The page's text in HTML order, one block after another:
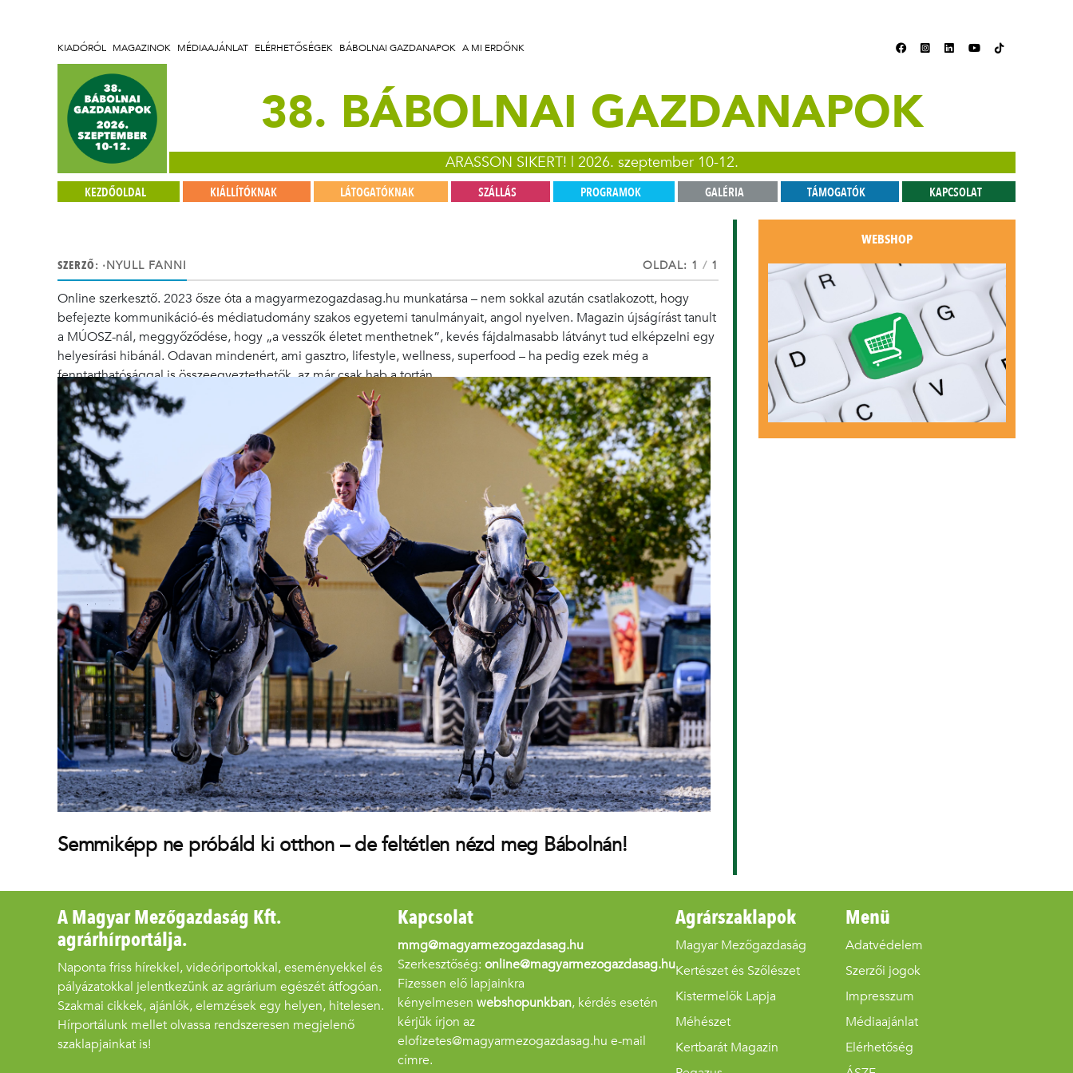
KIADÓRÓL MAGAZINOK MÉDIAAJÁNLAT ELÉRHETŐSÉGEK BÁBOLNAI GAZDANAPOK A MI ERDŐNK
38. BÁBOLNAI GAZDANAPOK
ARASSON SIKERT! | 2026. szeptember 10-12.
KEZDŐOLDAL KIÁLLÍTÓKNAK LÁTOGATÓKNAK SZÁLLÁS PROGRAMOK GALÉRIA TÁMOGATÓK KAPCSOLAT
SZERZŐ: ·NYULL FANNI OLDAL: 1 / 1
Online szerkesztő. 2023 ősze óta a magyarmezogazdasag.hu munkatársa – nem sokkal azután csatlakozott, hogy
befejezte kommunikáció-és médiatudomány szakos egyetemi tanulmányait, angol nyelven. Magazin újságírást tanult
a MÚOSZ-nál, meggyőződése, hogy „a vesszők életet menthetnek”, kevés fájdalmasabb látványt tud elképzelni egy
helyesírási hibánál. Odavan mindenért, ami gasztro, lifestyle, wellness, superfood – ha pedig ezek még a
fenntarthatósággal is összeegyeztethetők, az már csak hab a tortán.
Semmiképp ne próbáld ki otthon – de feltétlen nézd meg Bábolnán!
WEBSHOP
A Magyar Mezőgazdaság Kft.
agrárhírportálja.
Naponta friss hírekkel, videóriportokkal, eseményekkel és
pályázatokkal jelentkezünk az agrárium egészét átfogóan.
Szakmai cikkek, ajánlók, elemzések egy helyen, hitelesen.
Hírportálunk mellet olvassa rendszeresen megjelenő
szaklapjainkat is!
Kapcsolat
mmg@magyarmezogazdasag.hu
Szerkesztőség: online@magyarmezogazdasag.hu
Fizessen elő lapjainkra
kényelmesen webshopunkban, kérdés esetén
kérjük írjon az
elofizetes@magyarmezogazdasag.hu e-mail
címre.
Agrárszaklapok
Magyar Mezőgazdaság
Kertészet és Szőlészet
Kistermelők Lapja
Méhészet
Kertbarát Magazin
Menü
Adatvédelem
Szerzői jogok
Impresszum
Médiaajánlat
Elérhetőség